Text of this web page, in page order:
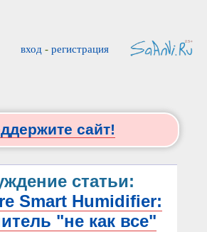
вход - регистрация
сайт!
статьи:
Smart Humidifier:
"не как все"